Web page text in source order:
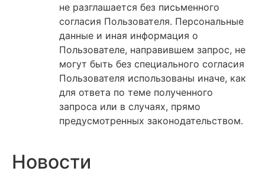
не разглашается без письменного
согласия Пользователя. Персональные
данные и иная информация о
Пользователе, направившем запрос, не
могут быть без специального согласия
Пользователя использованы иначе, как
для ответа по теме полученного
запроса или в случаях, прямо
предусмотренных законодательством.
Новости